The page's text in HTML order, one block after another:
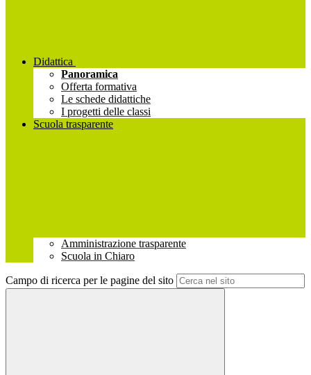
Didattica
Panoramica
Offerta formativa
Le schede didattiche
I progetti delle classi
Scuola trasparente
Amministrazione trasparente
Scuola in Chiaro
Campo di ricerca per le pagine del sito